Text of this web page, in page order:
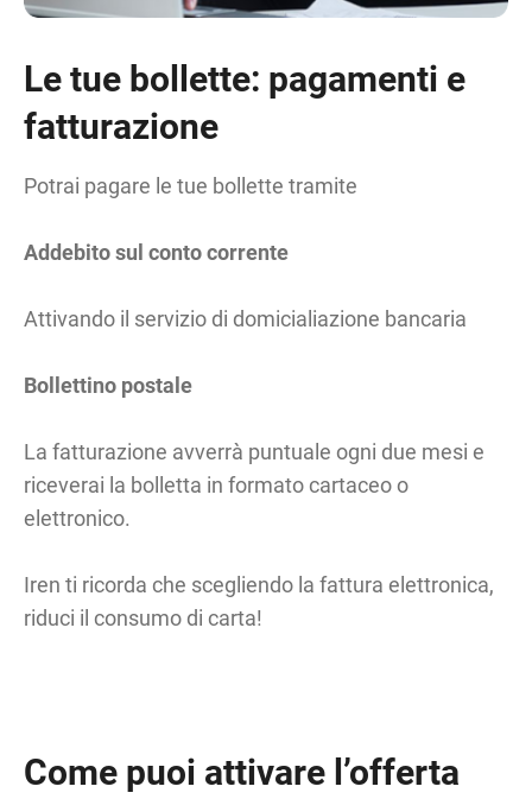
Le tue bollette: pagamenti e
fatturazione
Potrai pagare le tue bollette tramite
Addebito sul conto corrente
Attivando il servizio di domicialiazione bancaria
Bollettino postale
La fatturazione avverrà puntuale ogni due mesi e
riceverai la bolletta in formato cartaceo o
elettronico.
Iren ti ricorda che scegliendo la fattura elettronica,
riduci il consumo di carta!
Come puoi attivare l’offerta